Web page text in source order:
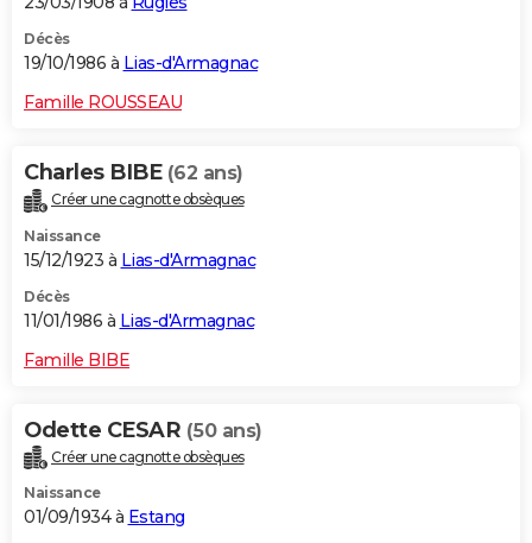
Décès
19/10/1986 à Lias-d'Armagnac
Famille ROUSSEAU
Charles BIBE (62 ans)
Créer une cagnotte obsèques
Naissance
15/12/1923 à Lias-d'Armagnac
Décès
11/01/1986 à Lias-d'Armagnac
Famille BIBE
Odette CESAR (50 ans)
Créer une cagnotte obsèques
Naissance
01/09/1934 à Estang